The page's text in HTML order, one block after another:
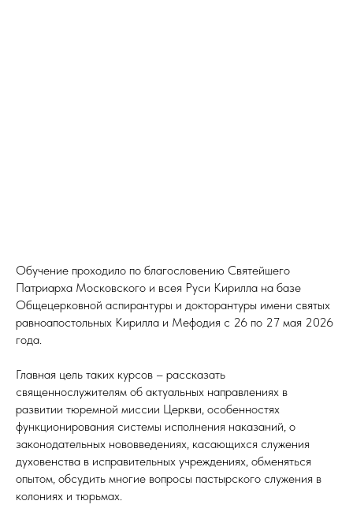
Обучение проходило по благословению Святейшего
Патриарха Московского и всея Руси Кирилла на базе
Общецерковной аспирантуры и докторантуры имени святых
равноапостольных Кирилла и Мефодия с 26 по 27 мая 2026
года.
Главная цель таких курсов – рассказать
священнослужителям об актуальных направлениях в
развитии тюремной миссии Церкви, особенностях
функционирования системы исполнения наказаний, о
законодательных нововведениях, касающихся служения
духовенства в исправительных учреждениях, обменяться
опытом, обсудить многие вопросы пастырского служения в
колониях и тюрьмах.